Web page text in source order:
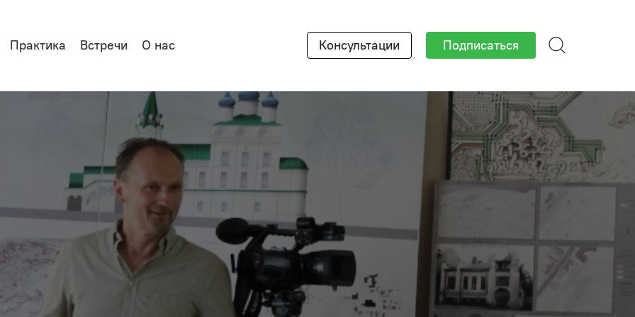
Практика Встречи О нас Консультации Подписаться